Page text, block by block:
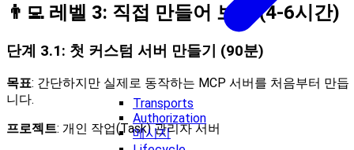
Transports
Authorization
메시지
👨‍💻 레벨 3: 직접 만들어 보기 (4-6시간)
단계 3.1: 첫 커스텀 서버 만들기 (90분)
목표: 간단하지만 실제로 동작하는 MCP 서버를 처음부터 만듭
니다.
프로젝트: 개인 작업(Task) 관리자 서버